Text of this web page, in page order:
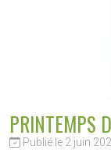
PRINTEMPS
Publié le 2 juin